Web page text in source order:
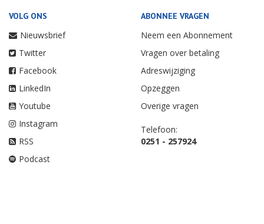
VOLG ONS
Nieuwsbrief
Twitter
Facebook
LinkedIn
Youtube
Instagram
RSS
Podcast
ABONNEE VRAGEN
Neem een Abonnement
Vragen over betaling
Adreswijziging
Opzeggen
Overige vragen
Telefoon:
0251 - 257924